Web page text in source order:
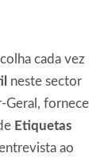
cada vez
neste sector
Geral, fornece
Etiquetas
ao